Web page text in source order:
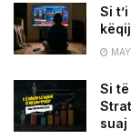
Si
Si
suaj